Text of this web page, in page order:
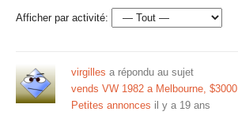
Afficher par activité:
virgilles a répondu au sujet
vends VW 1982 a Melbourne, $3000
Petites annonces il y a 19 ans